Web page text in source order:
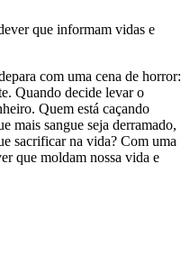
que informam vidas e
com uma cena de horror:
Quando decide levar o
Quem está caçando
mais sangue seja derramado,
sacrificar na vida? Com uma
que moldam nossa vida e